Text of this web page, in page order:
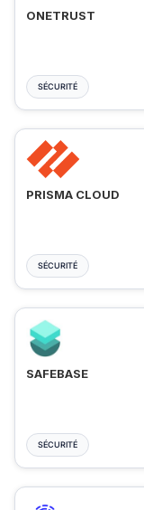
ONETRUST
SÉCURITÉ
PRISMA CLOUD
SÉCURITÉ
SAFEBASE
SÉCURITÉ